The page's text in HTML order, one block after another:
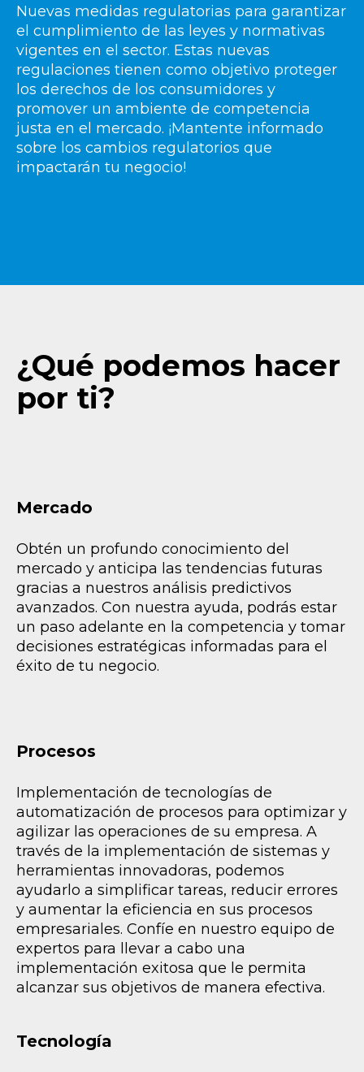
Nuevas medidas regulatorias para garantizar
el cumplimiento de las leyes y normativas
vigentes en el sector. Estas nuevas
regulaciones tienen como objetivo proteger
los derechos de los consumidores y
promover un ambiente de competencia
justa en el mercado. ¡Mantente informado
sobre los cambios regulatorios que
impactarán tu negocio!
¿Qué podemos hacer
por ti?
Mercado
Obtén un profundo conocimiento del
mercado y anticipa las tendencias futuras
gracias a nuestros análisis predictivos
avanzados. Con nuestra ayuda, podrás estar
un paso adelante en la competencia y tomar
decisiones estratégicas informadas para el
éxito de tu negocio.
Procesos
Implementación de tecnologías de
automatización de procesos para optimizar y
agilizar las operaciones de su empresa. A
través de la implementación de sistemas y
herramientas innovadoras, podemos
ayudarlo a simplificar tareas, reducir errores
y aumentar la eficiencia en sus procesos
empresariales. Confíe en nuestro equipo de
expertos para llevar a cabo una
implementación exitosa que le permita
alcanzar sus objetivos de manera efectiva.
Tecnología